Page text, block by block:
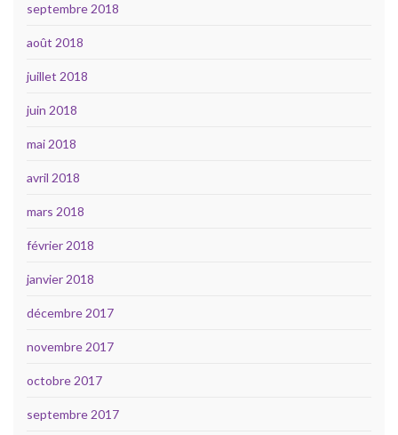
septembre 2018
août 2018
juillet 2018
juin 2018
mai 2018
avril 2018
mars 2018
février 2018
janvier 2018
décembre 2017
novembre 2017
octobre 2017
septembre 2017